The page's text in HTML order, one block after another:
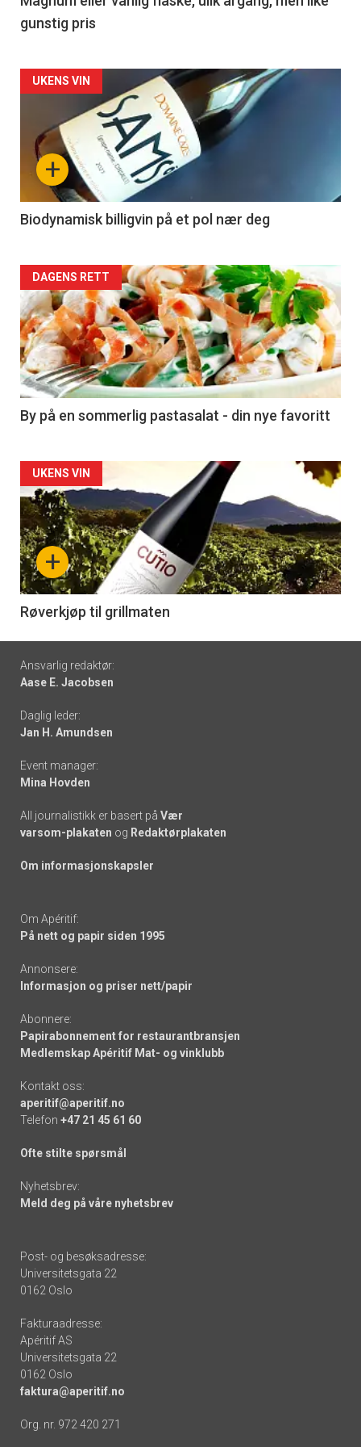
gunstig pris
Forsiden
akkurat
nå
4
+
UKENS VIN
Biodynamisk billigvin på et pol nær deg
Forsiden
akkurat
nå
-
5
DAGENS RETT
By på en sommerlig pastasalat - din nye favoritt
Forsiden
akkurat
nå
-
6
+
UKENS VIN
Røverkjøp til grillmaten
Footer
-
links
Ansvarlig redaktør:
Aase E. Jacobsen
Daglig leder:
Jan H. Amundsen
Event manager:
Mina Hovden
All journalistikk er basert på Vær
varsom-plakaten og Redaktørplakaten
Om informasjonskapsler
Om Apéritif:
På nett og papir siden 1995
Annonsere:
Informasjon og priser nett/papir
Abonnere:
Papirabonnement for restaurantbransjen
Medlemskap Apéritif Mat- og vinklubb
Kontakt oss:
aperitif@aperitif.no
Telefon +47 21 45 61 60
Ofte stilte spørsmål
Nyhetsbrev:
Meld deg på våre nyhetsbrev
Post- og besøksadresse:
Universitetsgata 22
0162 Oslo
Fakturaadresse:
Apéritif AS
Universitetsgata 22
0162 Oslo
faktura@aperitif.no
Org. nr. 972 420 271